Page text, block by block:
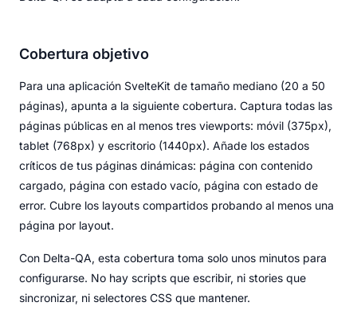
Cobertura objetivo
Para una aplicación SvelteKit de tamaño mediano (20 a 50
páginas), apunta a la siguiente cobertura. Captura todas las
páginas públicas en al menos tres viewports: móvil (375px),
tablet (768px) y escritorio (1440px). Añade los estados
críticos de tus páginas dinámicas: página con contenido
cargado, página con estado vacío, página con estado de
error. Cubre los layouts compartidos probando al menos una
página por layout.
Con Delta-QA, esta cobertura toma solo unos minutos para
configurarse. No hay scripts que escribir, ni stories que
sincronizar, ni selectores CSS que mantener.